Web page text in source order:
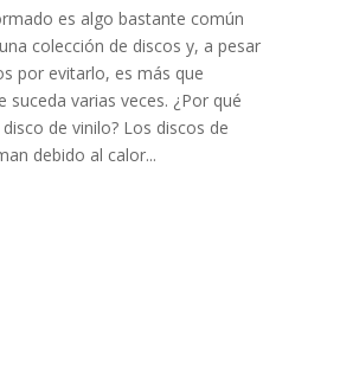
es algo bastante común
colección de discos y, a pesar
por evitarlo, es más que
suceda varias veces. ¿Por qué
de vinilo? Los discos de
debido al calor...